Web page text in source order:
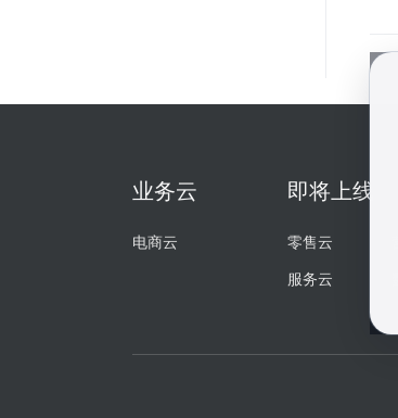
业务云
电商云
即将上线
零售云
服务云